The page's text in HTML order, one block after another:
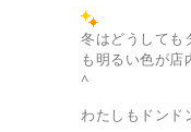
冬はどうしても
も明るい色が
^
わたしもドンド